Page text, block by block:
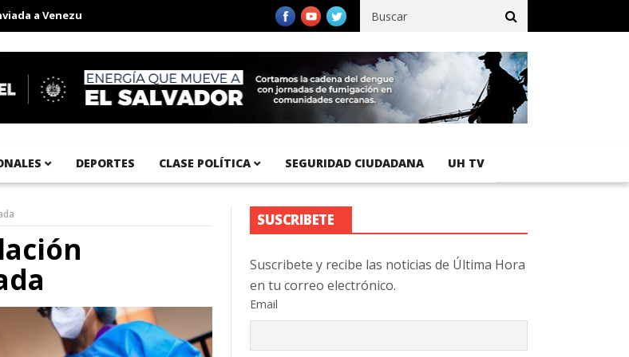
a Venezuela Aeropuerto Internacional del Pacífico registra 92 % de avance en obras de terracería
DEPORTES CLASE POLÍTICA SEGURIDAD CIUDADANA UH TV
SUSCRIBETE
Suscribete y recibe las noticias de Última Hora
en tu correo electrónico.
Email